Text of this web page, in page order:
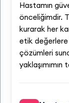
Hastamın
önceliğimdir.
kurarak her
etik değerlere
çözümleri